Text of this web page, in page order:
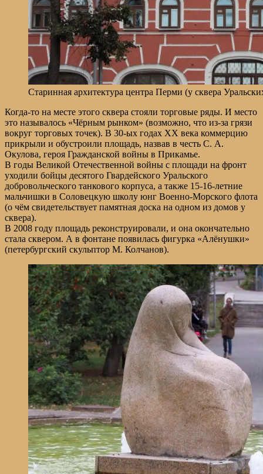
Старинная архитектура центра Перми (у сквера
Когда-то на месте этого сквера стояли торговые ряды. И место
это называлось «Чёрным рынком» (возможно, что из-за грязи
вокруг торговых точек). В 30-ых годах ХХ века коммерцию
прикрыли и обустроили площадь, назвав в честь С. А.
Окулова, героя Гражданской войны в Прикамье.
В годы Великой Отечественной войны с площади на фронт
уходили бойцы десятого Гвардейского Уральского
добровольческого танкового корпуса, а также 15-16-летние
мальчишки в Соловецкую школу юнг Военно-Морского флота
(о чём свидетельствует памятная доска на одном из домов у
сквера).
В 2008 году площадь реконструировали, и она окончательно
стала сквером. А в фонтане появилась фигурка «Алёнушки»
(петербургский скульптор М. Колчанов).